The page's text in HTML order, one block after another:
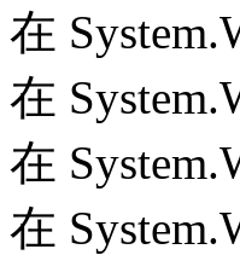
在
在
在
在